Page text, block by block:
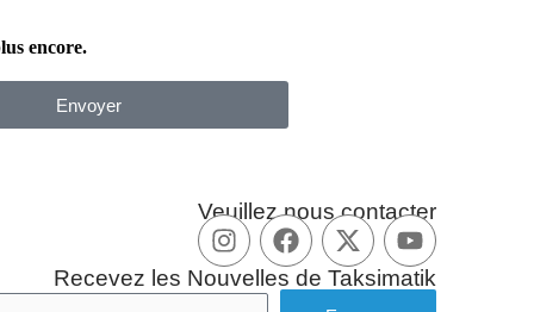
encore.
Envoyer
Veuillez nous contacter
Recevez les Nouvelles de Taksimatik